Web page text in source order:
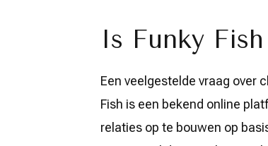
Is Funky
Een veelgestelde vraag over
Fish is een bekend online
relaties op te bouwen op